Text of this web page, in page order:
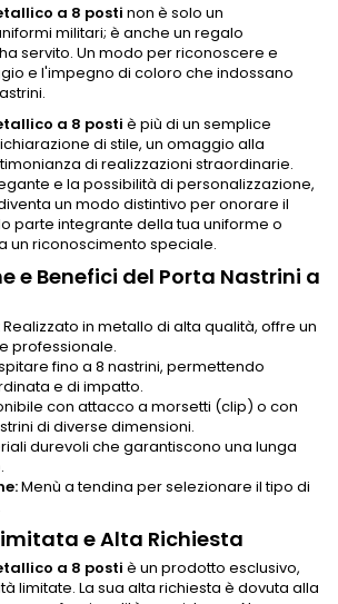
a 8 posti non è solo un
militari; è anche un regalo
servito. Un modo per riconoscere e
e l'impegno di coloro che indossano
a 8 posti è più di un semplice
di stile, un omaggio alla
di realizzazioni straordinarie.
e la possibilità di personalizzazione,
un modo distintivo per onorare il
parte integrante della tua uniforme o
un riconoscimento speciale.
e Benefici del Porta Nastrini a
Realizzato in metallo di alta qualità, offre un
professionale.
fino a 8 nastrini, permettendo
e di impatto.
con attacco a morsetti (clip) o con
di diverse dimensioni.
durevoli che garantiscono una lunga
Menù a tendina per selezionare il tipo di
e Alta Richiesta
a 8 posti è un prodotto esclusivo,
limitate. La sua alta richiesta è dovuta alla